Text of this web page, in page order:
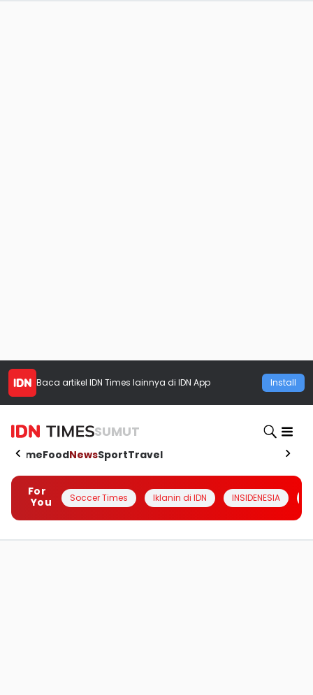
Baca artikel IDN Times lainnya di IDN App Install
SUMUT
HomeFoodNewsSportTravel
For
You
Soccer Times Iklanin di IDN INSIDENESIA